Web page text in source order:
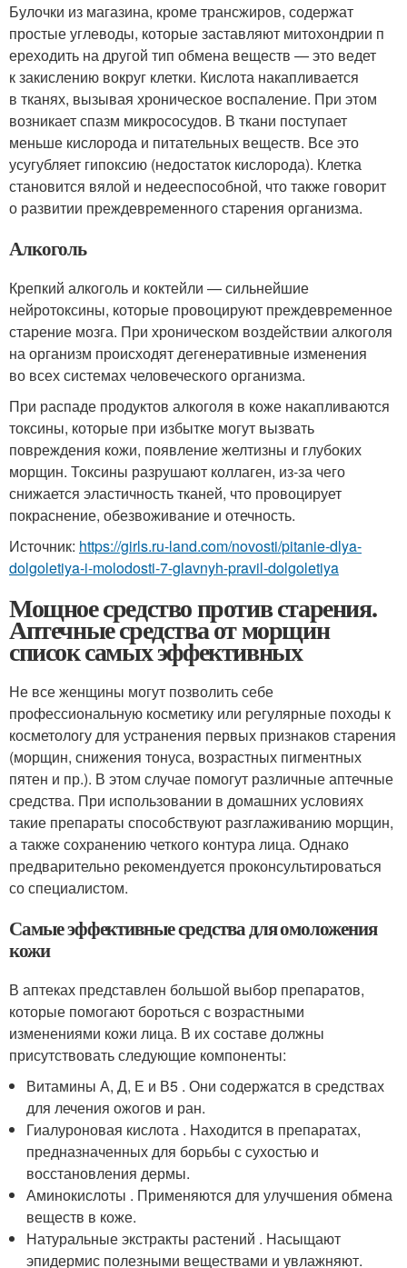
Булочки из магазина, кроме трансжиров, содержат
простые углеводы, которые заставляют митохондрии п
ереходить на другой тип обмена веществ — это ведет
к закислению вокруг клетки. Кислота накапливается
в тканях, вызывая хроническое воспаление. При этом
возникает спазм микрососудов. В ткани поступает
меньше кислорода и питательных веществ. Все это
усугубляет гипоксию (недостаток кислорода). Клетка
становится вялой и недееспособной, что также говорит
о развитии преждевременного старения организма.
Алкоголь
Крепкий алкоголь и коктейли — сильнейшие
нейротоксины, которые провоцируют преждевременное
старение мозга. При хроническом воздействии алкоголя
на организм происходят дегенеративные изменения
во всех системах человеческого организма.
При распаде продуктов алкоголя в коже накапливаются
токсины, которые при избытке могут вызвать
повреждения кожи, появление желтизны и глубоких
морщин. Токсины разрушают коллаген, из-за чего
снижается эластичность тканей, что провоцирует
покраснение, обезвоживание и отечность.
Источник: https://girls.ru-land.com/novosti/pitanie-dlya-
dolgoletiya-i-molodosti-7-glavnyh-pravil-dolgoletiya
Мощное средство против старения.
Аптечные средства от морщин
список самых эффективных
Не все женщины могут позволить себе
профессиональную косметику или регулярные походы к
косметологу для устранения первых признаков старения
(морщин, снижения тонуса, возрастных пигментных
пятен и пр.). В этом случае помогут различные аптечные
средства. При использовании в домашних условиях
такие препараты способствуют разглаживанию морщин,
а также сохранению четкого контура лица. Однако
предварительно рекомендуется проконсультироваться
со специалистом.
Самые эффективные средства для омоложения
кожи
В аптеках представлен большой выбор препаратов,
которые помогают бороться с возрастными
изменениями кожи лица. В их составе должны
присутствовать следующие компоненты:
Витамины А, Д, Е и В5 . Они содержатся в средствах
для лечения ожогов и ран.
Гиалуроновая кислота . Находится в препаратах,
предназначенных для борьбы с сухостью и
восстановления дермы.
Аминокислоты . Применяются для улучшения обмена
веществ в коже.
Натуральные экстракты растений . Насыщают
эпидермис полезными веществами и увлажняют.